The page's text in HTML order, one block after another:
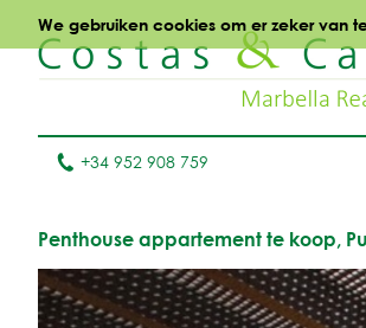
We gebruiken cookies om er zeker van
+34 952 908 759
Penthouse appartement te koop,